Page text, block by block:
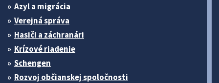
Azyl a migrácia
Verejná správa
Hasiči a záchranári
Krízové riadenie
Schengen
Rozvoj občianskej spoločnosti